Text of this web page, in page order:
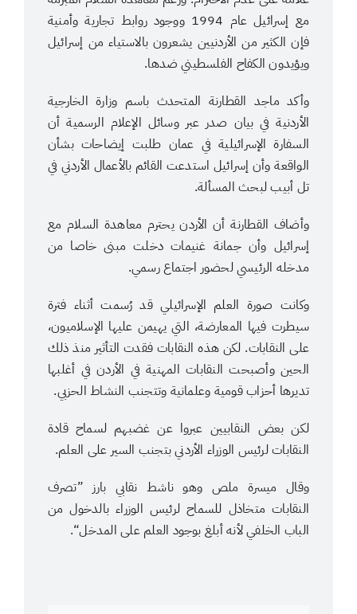
مع إسرائيل عام 1994 ووجود روابط تجارية وأمنية
فإن الكثير من الأردنيين يشعرون بالاستياء من إسرائيل
ويؤيدون الكفاح الفلسطيني ضدها.
وأكد ماجد القطارنة المتحدث باسم وزارة الخارجية
الأردنية في بيان صدر عبر وسائل الإعلام الرسمية أن
السفارة الإسرائيلية في عمان طلبت إيضاحات بشأن
الواقعة وأن إسرائيل استدعت القائم بالأعمال الأردني في
تل أبيب لبحث المسألة.
وأضاف القطارنة أن الأردن يحترم معاهدة السلام مع
إسرائيل وأن جمانة غنيمات دخلت مبنى خاصا من
مدخله الرئيسي لحضور اجتماع رسمي.
وكانت صورة العلم الإسرائيلي قد رُسمت أثناء فترة
سيطرت فيها المعارضة، التي يهيمن عليها الإسلاميون،
على النقابات. لكن هذه النقابات فقدت التأثير منذ ذلك
الحين وأصبحت النقابات المهنية في الأردن في أغلبها
تديرها أحزاب قومية وعلمانية وتتجنب النشاط الحزبي.
لكن بعض النقابيين عبروا عن غضبهم لسماح قادة
النقابات لرئيس الوزراء الأردني بتجنب السير على العلم.
وقال ميسرة ملص وهو ناشط نقابي بارز ”تصرف
النقابات متخاذل للسماح لرئيس الوزراء بالدخول من
الباب الخلفي لأنه أبلغ بوجود العلم على المدخل“.